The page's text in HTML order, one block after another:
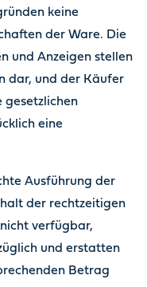
keine
der Ware. Die
und Anzeigen stellen
dar, und der Käufer
gesetzlichen
eine
Ausführung der
der rechtzeitigen
verfügbar,
und erstatten
Betrag